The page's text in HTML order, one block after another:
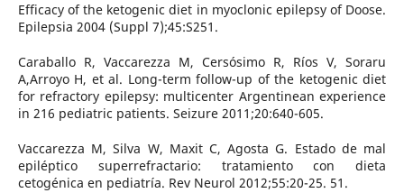
Efficacy of the ketogenic diet in myoclonic epilepsy of Doose.
Epilepsia 2004 (Suppl 7);45:S251.
Caraballo R, Vaccarezza M, Cersósimo R, Ríos V, Soraru
A,Arroyo H, et al. Long-term follow-up of the ketogenic diet
for refractory epilepsy: multicenter Argentinean experience
in 216 pediatric patients. Seizure 2011;20:640-605.
Vaccarezza M, Silva W, Maxit C, Agosta G. Estado de mal
epiléptico superrefractario: tratamiento con dieta
cetogénica en pediatría. Rev Neurol 2012;55:20-25. 51.